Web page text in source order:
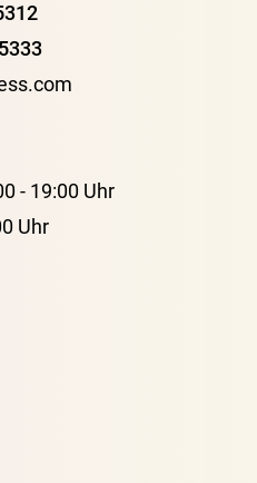
- 19:00 Uhr
Uhr